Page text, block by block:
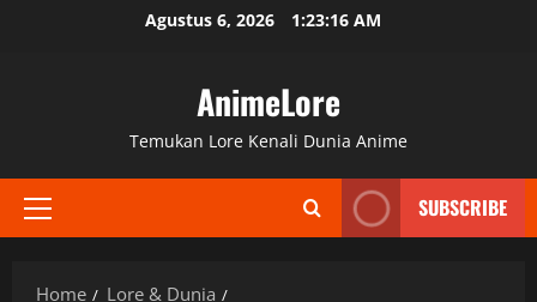
Agustus 6, 2026 1:23:17 AM
AnimeLore
Temukan Lore Kenali Dunia Anime
Primary
SUBSCRIBE
Home
Lore & Dunia